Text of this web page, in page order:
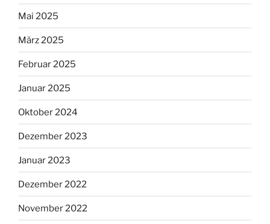
Mai 2025
März 2025
Februar 2025
Januar 2025
Oktober 2024
Dezember 2023
Januar 2023
Dezember 2022
November 2022